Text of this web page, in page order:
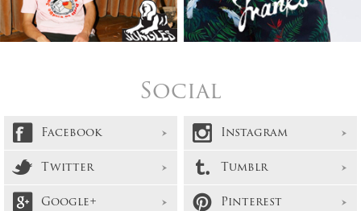
Social
Facebook
Instagram
Twitter
Tumblr
Google+
Pinterest